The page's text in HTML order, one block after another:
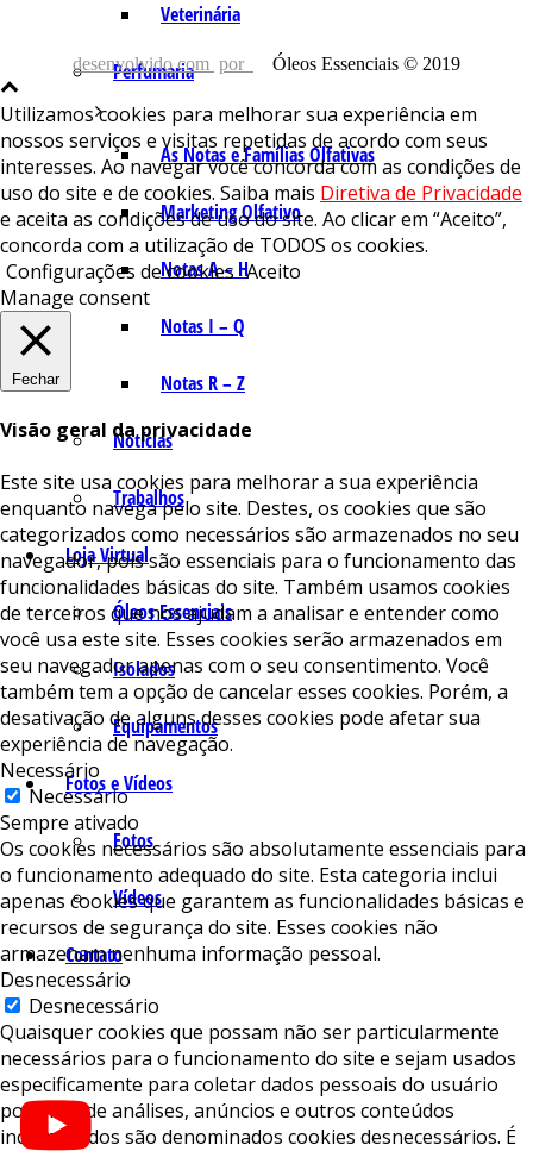
Veterinária
Perfumaria
As Notas e Famílias Olfativas
Marketing Olfativo
Notas A – H
Notas I – Q
Notas R – Z
Notícias
Trabalhos
Loja Virtual
Óleos Essenciais
Isolados
Equipamentos
Fotos e Vídeos
Fotos
Vídeos
Contato
desenvolvido com por Óleos Essenciais © 2019
Utilizamos cookies para melhorar sua experiência em
nossos serviços e visitas repetidas de acordo com seus
interesses. Ao navegar você concorda com as condições de
uso do site e de cookies. Saiba mais Diretiva de Privacidade
e aceita as condições de uso do site. Ao clicar em “Aceito”,
concorda com a utilização de TODOS os cookies.
Configurações de cookies Aceito
Manage consent
Fechar
Visão geral da privacidade
Este site usa cookies para melhorar a sua experiência
enquanto navega pelo site. Destes, os cookies que são
categorizados como necessários são armazenados no seu
navegador, pois são essenciais para o funcionamento das
funcionalidades básicas do site. Também usamos cookies
de terceiros que nos ajudam a analisar e entender como
você usa este site. Esses cookies serão armazenados em
seu navegador apenas com o seu consentimento. Você
também tem a opção de cancelar esses cookies. Porém, a
desativação de alguns desses cookies pode afetar sua
experiência de navegação.
Necessário
Necessário
Sempre ativado
Os cookies necessários são absolutamente essenciais para
o funcionamento adequado do site. Esta categoria inclui
apenas cookies que garantem as funcionalidades básicas e
recursos de segurança do site. Esses cookies não
armazenam nenhuma informação pessoal.
Desnecessário
Desnecessário
Quaisquer cookies que possam não ser particularmente
necessários para o funcionamento do site e sejam usados ​​
especificamente para coletar dados pessoais do usuário
por meio de análises, anúncios e outros conteúdos
incorporados são denominados cookies desnecessários. É